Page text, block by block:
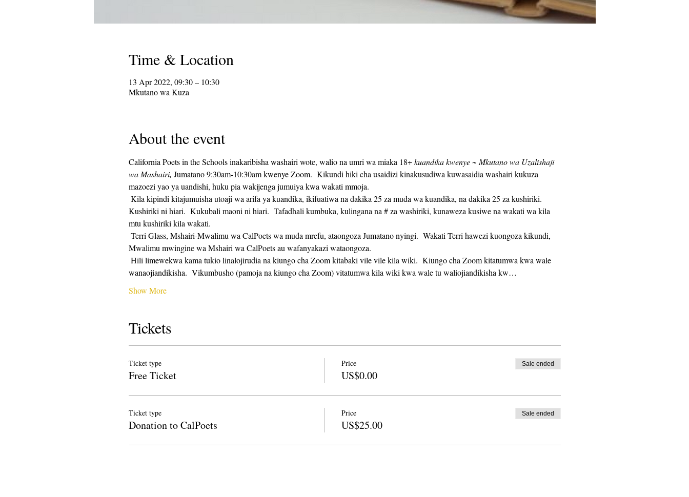
Time & Location
13 Apr 2022, 09:30 – 10:30
Mkutano wa Kuza
About the event
California Poets in the Schools inakaribisha washairi wote, walio na umri wa miaka 18+ kuandika kwenye ~ Mkutano wa Uzalishaji
wa Mashairi, Jumatano 9:30am-10:30am kwenye Zoom.  Kikundi hiki cha usaidizi kinakusudiwa kuwasaidia washairi kukuza
mazoezi yao ya uandishi, huku pia wakijenga jumuiya kwa wakati mmoja.
Kushiriki ni hiari.  Kukubali maoni ni hiari.  Tafadhali kumbuka, kulingana na # za washiriki, kunaweza kusiwe na wakati wa kila
mtu kushiriki kila wakati.
Mwalimu mwingine wa Mshairi wa CalPoets au wafanyakazi wataongoza.
wanaojiandikisha.  Vikumbusho (pamoja na kiungo cha Zoom) vitatumwa kila wiki kwa wale tu waliojiandikisha kw…
Show More
Tickets
Ticket type
Free Ticket
Price
US$0.00
Sale ended
Ticket type
Donation to CalPoets
Price
US$25.00
Sale ended